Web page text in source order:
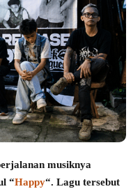
musiknya
“Happy“. Lagu tersebut